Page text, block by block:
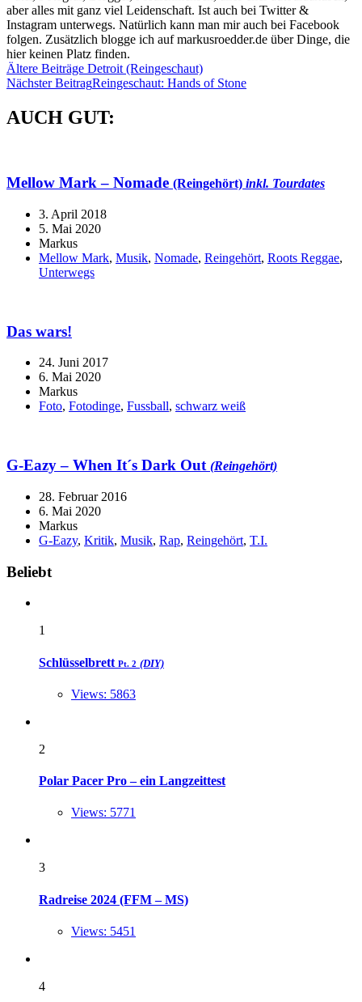
aber alles mit ganz viel Leidenschaft. Ist auch bei Twitter &
Instagram unterwegs. Natürlich kann man mir auch bei Facebook
folgen. Zusätzlich blogge ich auf markusroedder.de über Dinge, die
hier keinen Platz finden.
Beitragsnavigation
Ältere Beiträge Detroit (Reingeschaut)
Nächster BeitragReingeschaut: Hands of Stone
AUCH GUT:
Mellow Mark – Nomade (Reingehört) inkl. Tourdates
3. April 2018
5. Mai 2020
Markus
Mellow Mark, Musik, Nomade, Reingehört, Roots Reggae,
Unterwegs
Das wars!
24. Juni 2017
6. Mai 2020
Markus
Foto, Fotodinge, Fussball, schwarz weiß
G-Eazy – When It´s Dark Out (Reingehört)
28. Februar 2016
6. Mai 2020
Markus
G-Eazy, Kritik, Musik, Rap, Reingehört, T.I.
Widgets
Beliebt
1
Schlüsselbrett Pt. 2 (DIY)
Views: 5863
2
Polar Pacer Pro – ein Langzeittest
Views: 5771
3
Radreise 2024 (FFM – MS)
Views: 5451
4